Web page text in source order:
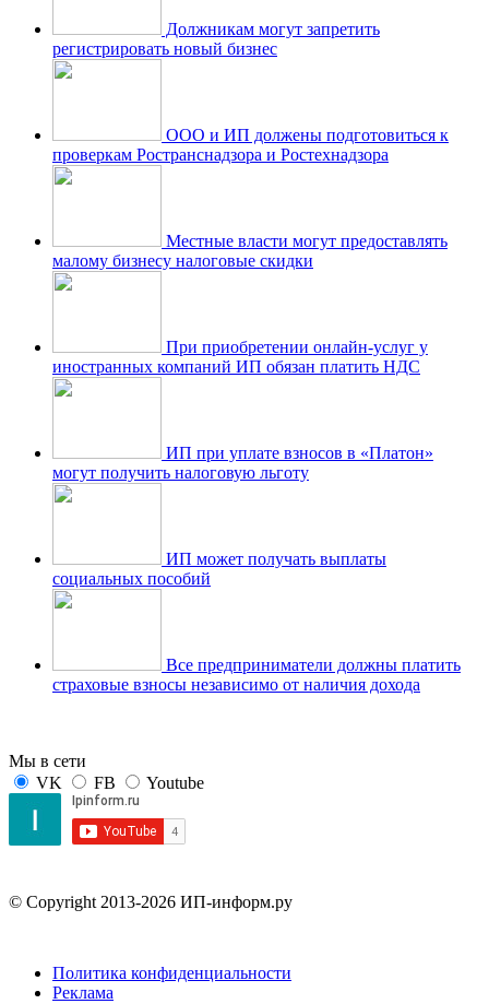
Должникам могут запретить
регистрировать новый бизнес
ООО и ИП должены подготовиться к
проверкам Ространснадзора и Ростехнадзора
Местные власти могут предоставлять
малому бизнесу налоговые скидки
При приобретении онлайн-услуг у
иностранных компаний ИП обязан платить НДС
ИП при уплате взносов в «Платон»
могут получить налоговую льготу
ИП может получать выплаты
социальных пособий
Все предприниматели должны платить
страховые взносы независимо от наличия дохода
Мы в сети
VK
FB Youtube
© Copyright 2013-2026 ИП-информ.ру
Политика конфиденциальности
Реклама